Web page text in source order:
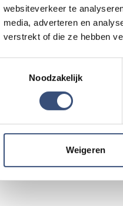
websiteverkeer te
media, adverteren en
verstrekt of die ze hebben
Noodzakelijk
Weigeren
Summer show met
🕐17:00
Beach Day markt bij
12:00